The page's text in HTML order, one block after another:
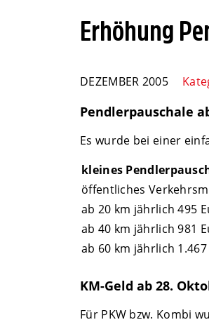
Erhöhung
DEZEMBER 2005
Pendlerpauschale
Es wurde bei einer
kleines
öffentliches
ab 20 km jährlich 495
ab 40 km jährlich 981
ab 60 km jährlich
KM-Geld ab 28.
Für PKW bzw. Kombi